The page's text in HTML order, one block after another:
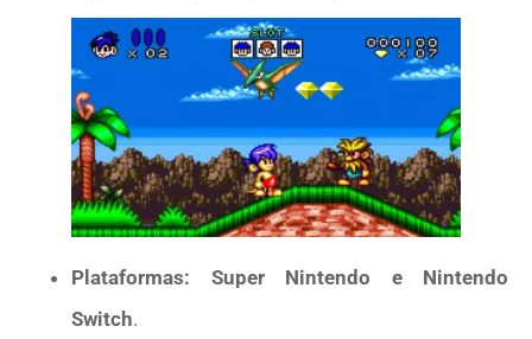
Plataformas: Super Nintendo e Nintendo
Switch.